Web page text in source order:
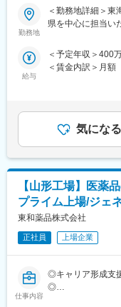
にくい企業と言わ
準と言われる営業
■充実の福利厚生
引越し手当有、
歯科メンテナンス
名古屋を拠点に
理業務担当の募集
・お客様への説明
※社用車を1台貸
訪問先や件数は
取り組める体制を
＜取扱製品＞
高い精度とデザイ
医療従事者から高
https://
＜過去入社者のご
医療機器エンジニ
保守点検、大型
■働き方：
・コールセンター
勤務地
＜勤務地詳細＞東
県を中心に担当い
給与
＜予定年収＞400
＜賃金内訳＞月額
＞※給与詳細は経
定します。※上記
す。※上記年収は
す。賃金はあくま
可能性があります
気になる
【山形工場】医薬
プライム上場/ジェ
東和薬品株式会社
正社員 上場企業
仕事内容
◎キャリア形成支
◎